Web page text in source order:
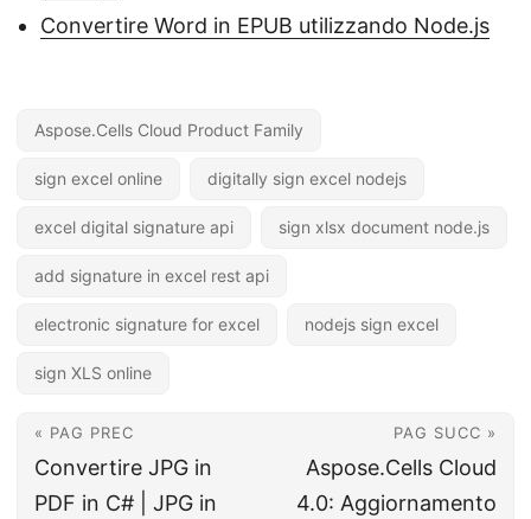
Convertire Word in EPUB utilizzando Node.js
Aspose.Cells Cloud Product Family
sign excel online digitally sign excel nodejs
excel digital signature api sign xlsx document node.js
add signature in excel rest api
electronic signature for excel nodejs sign excel
sign XLS online
« PAG PREC
Convertire JPG in
PDF in C# | JPG in
PAG SUCC »
Aspose.Cells Cloud
4.0: Aggiornamento